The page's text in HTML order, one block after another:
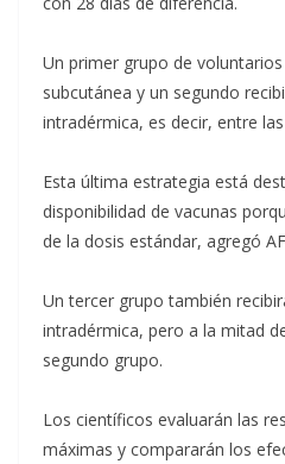
Un primer grupo de
subcutánea y un segundo
intradérmica, es decir, entre
Esta última estrategia está
disponibilidad de vacunas
de la dosis estándar, agregó
Un tercer grupo también
intradérmica, pero a la mitad
segundo grupo.
Los científicos evaluarán las
máximas y compararán los